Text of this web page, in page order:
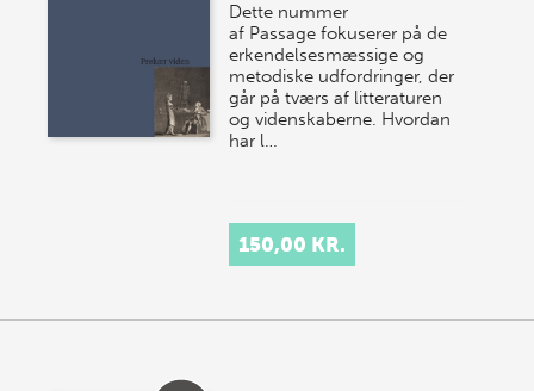
Dette nummer
af Passage fokuserer på de
erkendelsesmæssige og
metodiske udfordringer, der
går på tværs af litteraturen
og videnskaberne. Hvordan
har l…
150,00 KR.